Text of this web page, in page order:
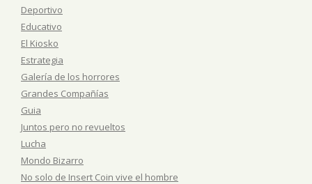
Deportivo
Educativo
El Kiosko
Estrategia
Galería de los horrores
Grandes Compañías
Guia
Juntos pero no revueltos
Lucha
Mondo Bizarro
No solo de Insert Coin vive el hombre